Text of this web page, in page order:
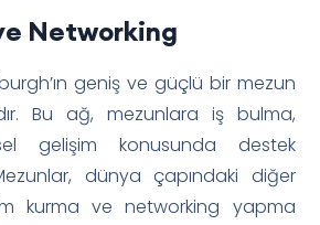
Networking
geniş ve güçlü bir mezun
Bu ağ, mezunlara iş bulma,
gelişim konusunda destek
dünya çapındaki diğer
kurma ve networking yapma